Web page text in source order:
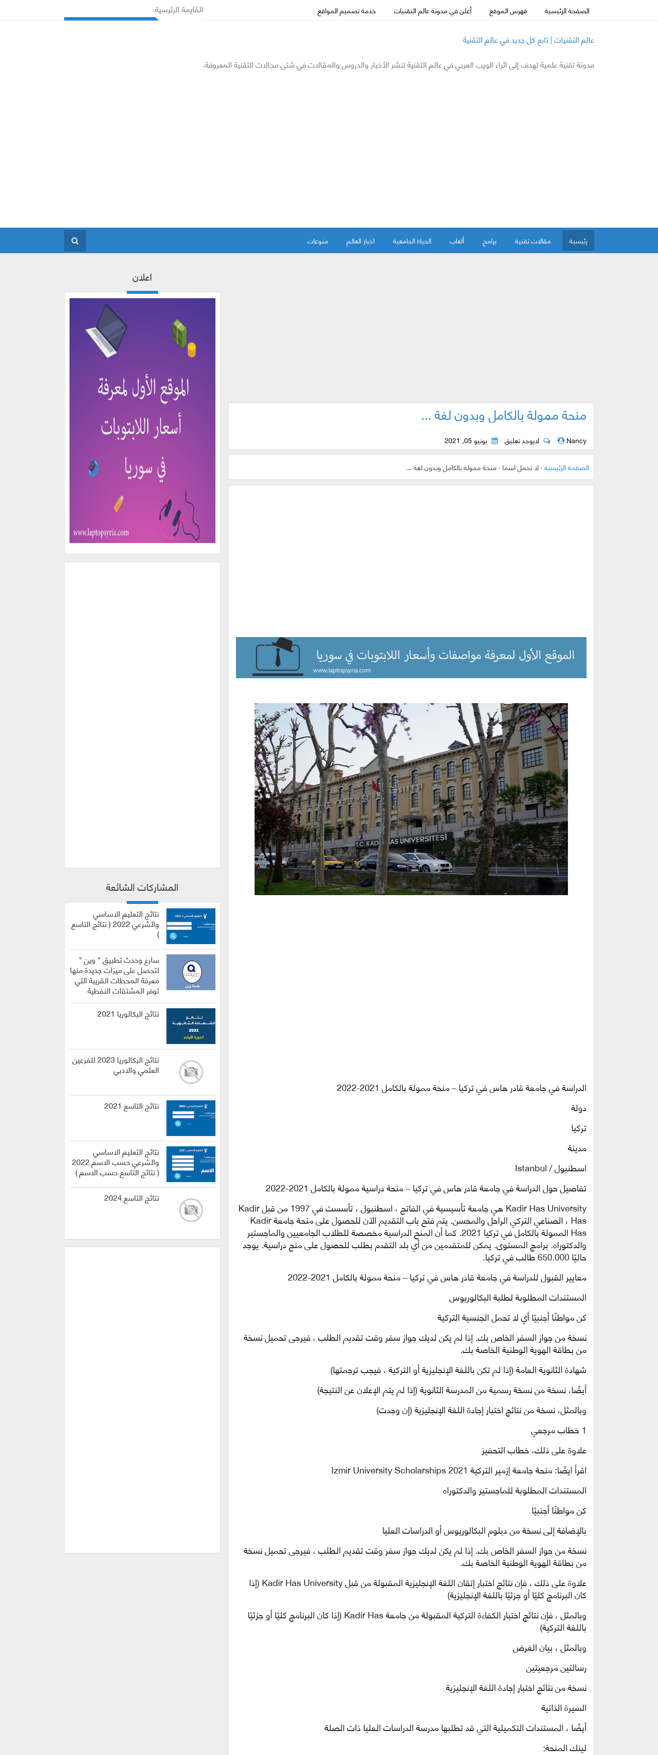
الصفحة الرئيسية فهرس الموقع أعلن في مدونة عالم التقنيات خدمة تصميم المواقع
القايمة الرئيسية
عالم التقنيات | تابع كل جديد في عالم التقنية
مدونة تقنية علمية تهدف إلى اثراء الويب العربي في عالم التقنية تنشر الأخبار والدروس والمقالات في شتى مجالات التقنية المعروفة.
رئيسية مقالات تقنية برامج ألعاب الحياة الجامعية اخبار العالم منوعات
منحة ممولة بالكامل وبدون لغة ...
Nancy لايوجد تعليق يونيو 05, 2021
الصفحة الرئيسية›لا تحمل اسما›منحة ممولة بالكامل وبدون لغة ...
الدراسة في جامعة قادر هاس في تركيا – منحة ممولة بالكامل 2021-2022
دولة
تركيا
مدينة
اسطنبول / Istanbul
تفاصيل حول الدراسة في جامعة قادر هاس في تركيا – منحة دراسية ممولة بالكامل 2021-2022
Kadir Has University هي جامعة تأسيسية في الفاتح ، اسطنبول ، تأسست في 1997 من قبل Kadir
Has ، الصناعي التركي الراحل والمحسن. يتم فتح باب التقديم الآن للحصول على منحة جامعة Kadir
Has الممولة بالكامل في تركيا 2021. كما أن المنح الدراسية مخصصة للطلاب الجامعيين والماجستير
والدكتوراه. برامج المستوى. يمكن للمتقدمين من أي بلد التقدم بطلب للحصول على منح دراسية. يوجد
حاليًا 650.000 طالب في تركيا.
معايير القبول للدراسة في جامعة قادر هاس في تركيا – منحة ممولة بالكامل 2021-2022
المستندات المطلوبة لطلبة البكالوريوس
كن مواطنًا أجنبيًا أي لا تحمل الجنسية التركية
نسخة من جواز السفر الخاص بك. إذا لم يكن لديك جواز سفر وقت تقديم الطلب ، فيرجى تحميل نسخة
من بطاقة الهوية الوطنية الخاصة بك.
شهادة الثانوية العامة (إذا لم تكن باللغة الإنجليزية أو التركية ، فيجب ترجمتها)
أيضًا، نسخة من نسخة رسمية من المدرسة الثانوية (إذا لم يتم الإعلان عن النتيجة)
وبالمثل، نسخة من نتائج اختبار إجادة اللغة الإنجليزية (إن وجدت)
1 خطاب مرجعي
علاوة على ذلك، خطاب التحفيز
اقرأ ايضًا: منحة جامعة إزمير التركية 2021 Izmir University Scholarships
المستندات المطلوبة للماجستير والدكتوراه
كن مواطنًا أجنبيًا
بالإضافة إلى نسخة من دبلوم البكالوريوس أو الدراسات العليا
نسخة من جواز السفر الخاص بك. إذا لم يكن لديك جواز سفر وقت تقديم الطلب ، فيرجى تحميل نسخة
من بطاقة الهوية الوطنية الخاصة بك.
علاوة على ذلك ، فإن نتائج اختبار إتقان اللغة الإنجليزية المقبولة من قبل Kadir Has University (إذا
كان البرنامج كليًا أو جزئيًا باللغة الإنجليزية)
وبالمثل ، فإن نتائج اختبار الكفاءة التركية المقبولة من جامعة Kadir Has (إذا كان البرنامج كليًا أو جزئيًا
باللغة التركية)
وبالمثل ، بيان الغرض
رسالتين مرجعيتين
نسخة من نتائج اختبار إجادة اللغة الإنجليزية
السيرة الذاتية
أيضًا ، المستندات التكميلية التي قد تطلبها مدرسة الدراسات العليا ذات الصلة
لينك المنحة:
اعلان
المشاركات الشائعة
نتائج التعليم الاساسي
والشرعي 2022 ( نتائج التاسع
)
سارع وحدث تطبيق " وين "
لتحصل على ميزات جديدة منها
معرفة المحطات القريبة التي
توفر المشتقات النفطية
نتائج البكالوريا 2021
نتائج البكالوريا 2023 للفرعين
العلمي والادبي
نتائج التاسع 2021
نتائج التعليم الاساسي
والشرعي حسب الاسم 2022
( نتائج التاسع حسب الاسم )
نتائج التاسع 2024